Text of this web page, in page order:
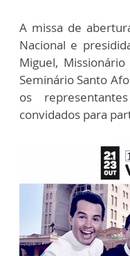
A missa de
Nacional e
Miguel,
Seminário Santo
os
convidados para